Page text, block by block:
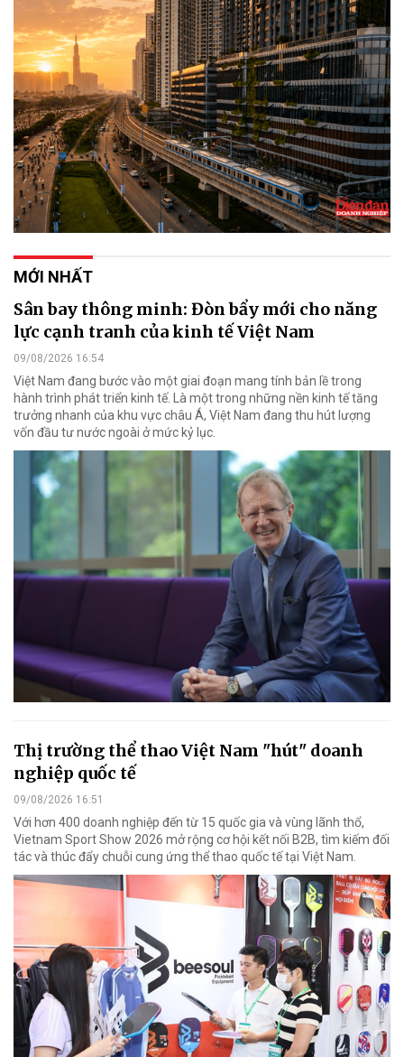
MỚI NHẤT
Sân bay thông minh: Đòn bẩy mới cho năng
lực cạnh tranh của kinh tế Việt Nam
09/08/2026 16:54
Việt Nam đang bước vào một giai đoạn mang tính bản lề trong
hành trình phát triển kinh tế. Là một trong những nền kinh tế tăng
trưởng nhanh của khu vực châu Á, Việt Nam đang thu hút lượng
vốn đầu tư nước ngoài ở mức kỷ lục.
Thị trường thể thao Việt Nam "hút" doanh
nghiệp quốc tế
09/08/2026 16:51
Với hơn 400 doanh nghiệp đến từ 15 quốc gia và vùng lãnh thổ,
Vietnam Sport Show 2026 mở rộng cơ hội kết nối B2B, tìm kiếm đối
tác và thúc đẩy chuỗi cung ứng thể thao quốc tế tại Việt Nam.